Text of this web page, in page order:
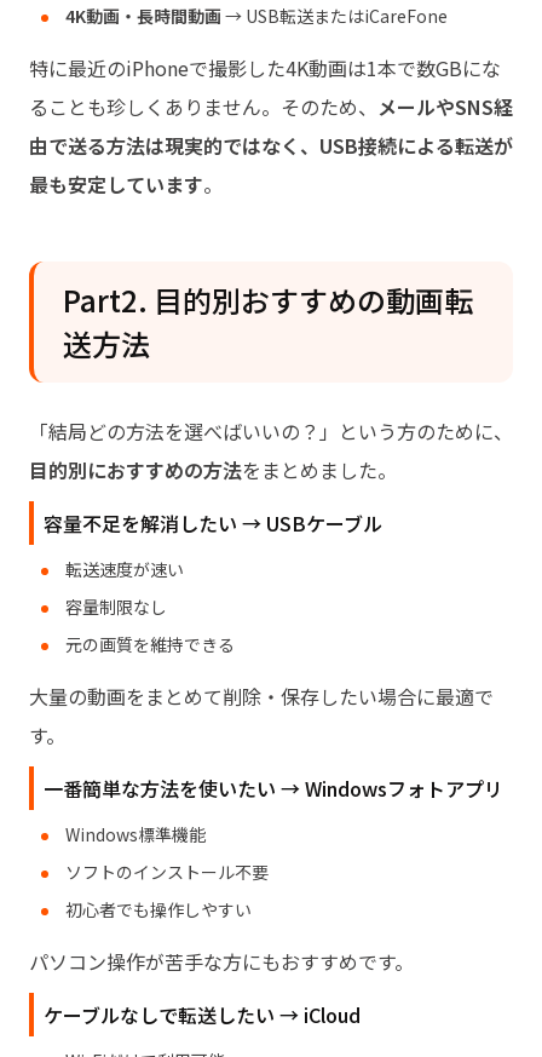
4K動画・長時間動画→ USB転送またはiCareFone
特に最近のiPhoneで撮影した4K動画は1本で数GBにな
ることも珍しくありません。そのため、 メールやSNS経
由で送る方法は現実的ではなく、USB接続による転送が
最も安定しています。
Part2. 目的別おすすめの動画転
送方法
「結局どの方法を選べばいいの？」という方のために、
目的別におすすめの方法をまとめました。
容量不足を解消したい → USBケーブル
転送速度が速い
容量制限なし
元の画質を維持できる
大量の動画をまとめて削除・保存したい場合に最適で
す。
一番簡単な方法を使いたい → Windowsフォトアプリ
Windows標準機能
ソフトのインストール不要
初心者でも操作しやすい
パソコン操作が苦手な方にもおすすめです。
ケーブルなしで転送したい → iCloud